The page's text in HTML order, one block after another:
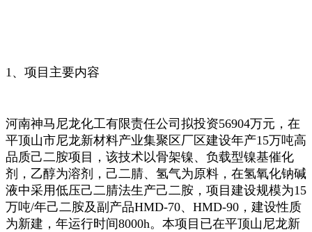
1、项目主要内容
河南神马尼龙化工有限责任公司拟投资56904万元，在
平顶山市尼龙新材料产业集聚区厂区建设年产15万吨高
品质己二胺项目，该技术以骨架镍、负载型镍基催化
剂，乙醇为溶剂，己二腈、氢气为原料，在氢氧化钠碱
液中采用低压己二腈法生产己二胺，项目建设规模为15
万吨/年己二胺及副产品HMD-70、HMD-90，建设性质
为新建，年运行时间8000h。本项目已在平顶山尼龙新